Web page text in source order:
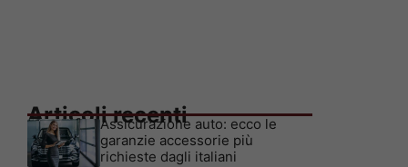
Articoli recenti
Assicurazione auto: ecco le
garanzie accessorie più
richieste dagli italiani